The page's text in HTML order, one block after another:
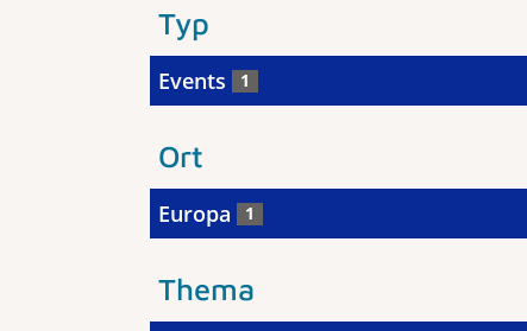
Typ
Events 1
Ort
Europa 1
Thema